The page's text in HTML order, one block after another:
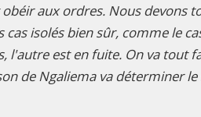
aux ordres. Nous devons
cas isolés bien sûr, comme le
l'autre est en fuite. On va tout
de Ngaliema va déterminer